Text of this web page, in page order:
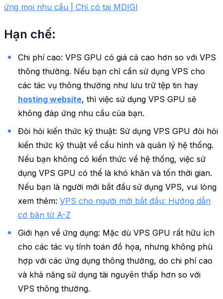
ứng mọi nhu cầu | Chỉ có tại MDIGI
Hạn chế:
Chi phí cao: VPS GPU có giá cả cao hơn so với VPS
thông thường. Nếu bạn chỉ cần sử dụng VPS cho
các tác vụ thông thường như lưu trữ tệp tin hay
hosting website, thì việc sử dụng VPS GPU sẽ
không đáp ứng nhu cầu của bạn.
Đòi hỏi kiến thức kỹ thuật: Sử dụng VPS GPU đòi hỏi
kiến thức kỹ thuật về cấu hình và quản lý hệ thống.
Nếu bạn không có kiến thức về hệ thống, việc sử
dụng VPS GPU có thể là khó khăn và tốn thời gian.
Nếu bạn là người mới bắt đầu sử dụng VPS, vui lòng
xem thêm: VPS cho người mới bắt đầu: Hướng dẫn
cơ bản từ A-Z
Giới hạn về ứng dụng: Mặc dù VPS GPU rất hữu ích
cho các tác vụ tính toán đồ họa, nhưng không phù
hợp với các ứng dụng thông thường, do chi phí cao
và khả năng sử dụng tài nguyên thấp hơn so với
VPS thông thường.